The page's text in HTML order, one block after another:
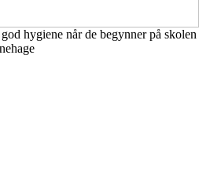
hygiene når de begynner på skolen